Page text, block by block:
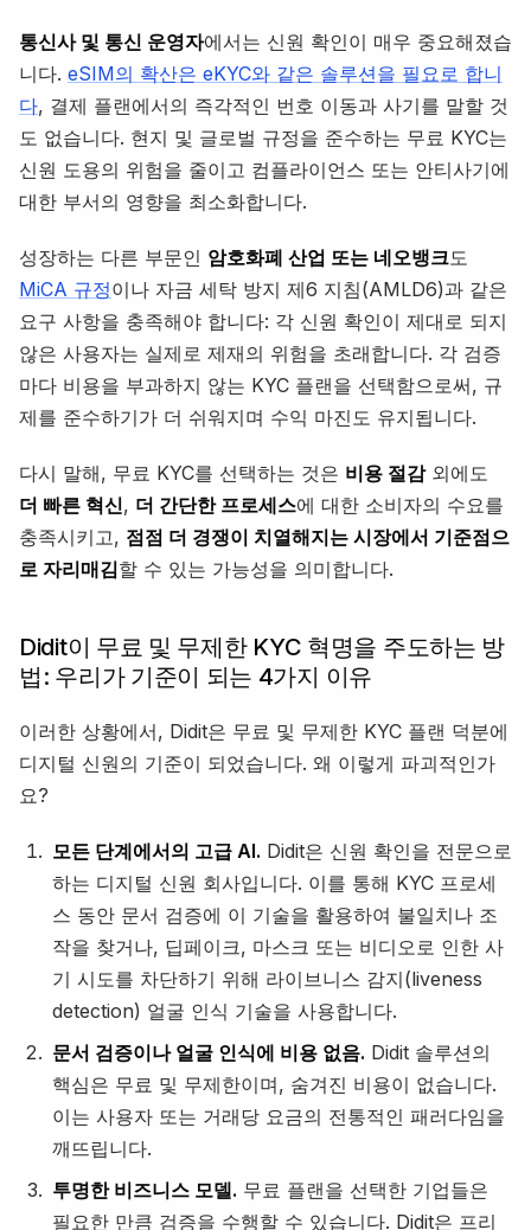
통신사 및 통신 운영자에서는 신원 확인이 매우 중요해졌습
니다. eSIM의 확산은 eKYC와 같은 솔루션을 필요로 합니
다, 결제 플랜에서의 즉각적인 번호 이동과 사기를 말할 것
도 없습니다. 현지 및 글로벌 규정을 준수하는 무료 KYC는
신원 도용의 위험을 줄이고 컴플라이언스 또는 안티사기에
대한 부서의 영향을 최소화합니다.
성장하는 다른 부문인 암호화폐 산업 또는 네오뱅크도
MiCA 규정이나 자금 세탁 방지 제6 지침(AMLD6)과 같은
요구 사항을 충족해야 합니다: 각 신원 확인이 제대로 되지
않은 사용자는 실제로 제재의 위험을 초래합니다. 각 검증
마다 비용을 부과하지 않는 KYC 플랜을 선택함으로써, 규
제를 준수하기가 더 쉬워지며 수익 마진도 유지됩니다.
다시 말해, 무료 KYC를 선택하는 것은 비용 절감외에도
더 빠른 혁신, 더 간단한 프로세스에 대한 소비자의 수요를
충족시키고, 점점 더 경쟁이 치열해지는 시장에서 기준점으
로 자리매김할 수 있는 가능성을 의미합니다.
Didit이 무료 및 무제한 KYC 혁명을 주도하는 방
법: 우리가 기준이 되는 4가지 이유
이러한 상황에서, Didit은 무료 및 무제한 KYC 플랜 덕분에
디지털 신원의 기준이 되었습니다. 왜 이렇게 파괴적인가
요?
모든 단계에서의 고급 AI. Didit은 신원 확인을 전문으로
하는 디지털 신원 회사입니다. 이를 통해 KYC 프로세
스 동안 문서 검증에 이 기술을 활용하여 불일치나 조
작을 찾거나, 딥페이크, 마스크 또는 비디오로 인한 사
기 시도를 차단하기 위해 라이브니스 감지(liveness
detection) 얼굴 인식 기술을 사용합니다.
문서 검증이나 얼굴 인식에 비용 없음. Didit 솔루션의
핵심은 무료 및 무제한이며, 숨겨진 비용이 없습니다.
이는 사용자 또는 거래당 요금의 전통적인 패러다임을
깨뜨립니다.
투명한 비즈니스 모델. 무료 플랜을 선택한 기업들은
필요한 만큼 검증을 수행할 수 있습니다. Didit은 프리